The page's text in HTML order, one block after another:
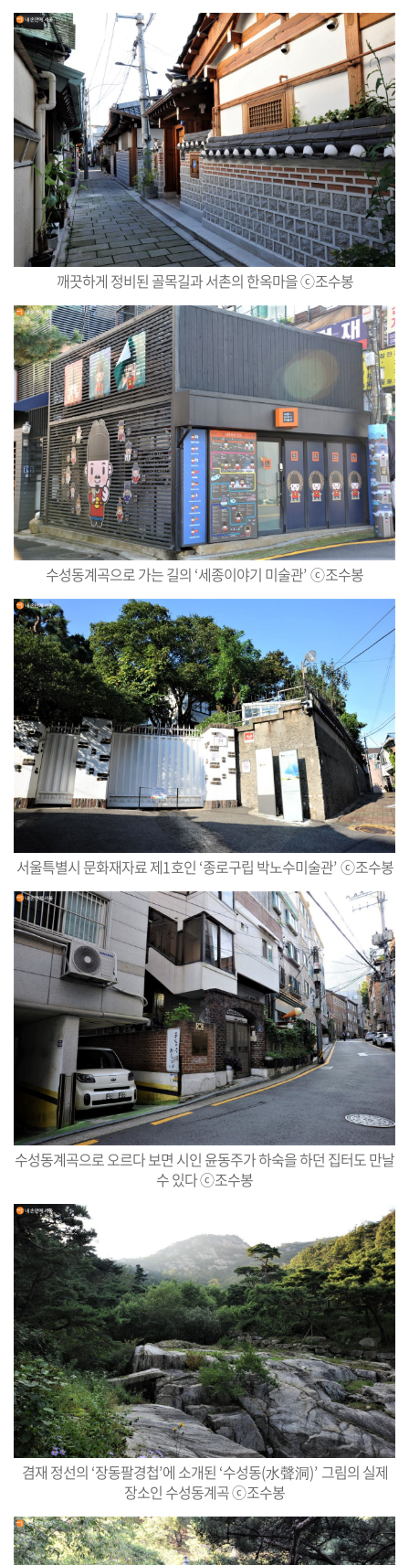
깨끗하게 정비된 골목길과 서촌의 한옥마을ⓒ조수봉
수성동계곡으로 가는 길의 ‘세종이야기 미술관’ⓒ조수봉
서울특별시 문화재자료 제1호인 ‘종로구립 박노수미술관’ⓒ조수봉
수성동계곡으로 오르다 보면 시인 윤동주가 하숙을 하던 집터도 만날
수 있다ⓒ조수봉
겸재 정선의 ‘장동팔경첩’에 소개된 ‘수성동(水聲洞)’ 그림의 실제
장소인 수성동계곡ⓒ조수봉